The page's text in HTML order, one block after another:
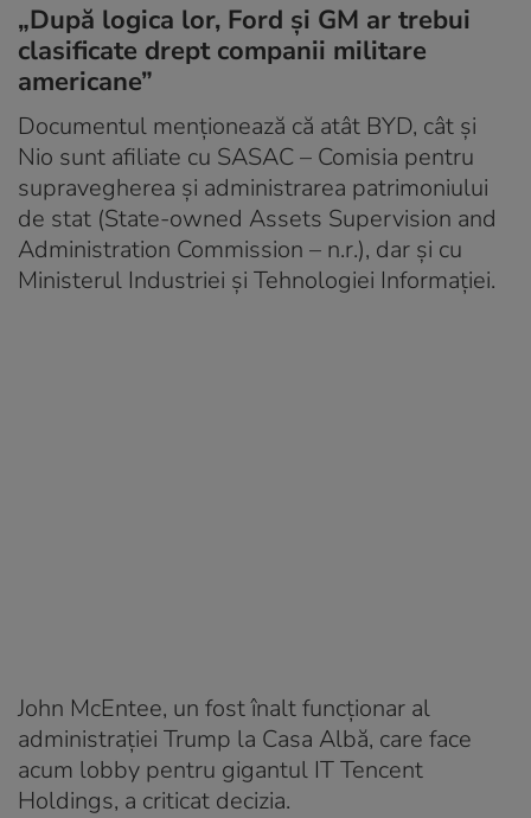
„După logica lor, Ford și GM ar trebui
clasificate drept companii militare
americane”
Documentul menționează că atât BYD, cât și
Nio sunt afiliate cu SASAC – Comisia pentru
supravegherea și administrarea patrimoniului
de stat (State-owned Assets Supervision and
Administration Commission – n.r.), dar și cu
Ministerul Industriei și Tehnologiei Informației.
John McEntee, un fost înalt funcționar al
administrației Trump la Casa Albă, care face
acum lobby pentru gigantul IT Tencent
Holdings, a criticat decizia.